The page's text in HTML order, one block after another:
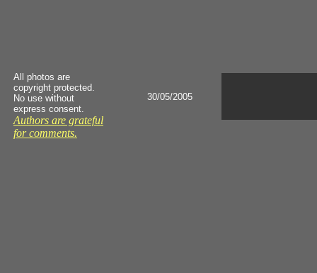
All photos are
copyright protected.
No use without
express consent.
Authors are grateful
for comments.
30/05/2005